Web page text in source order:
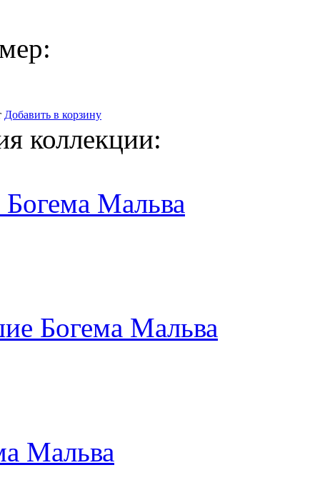
Добавить в корзину
коллекции:
Мальва
Богема Мальва
Мальва